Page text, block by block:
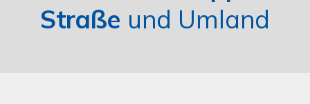
Straße und Umland